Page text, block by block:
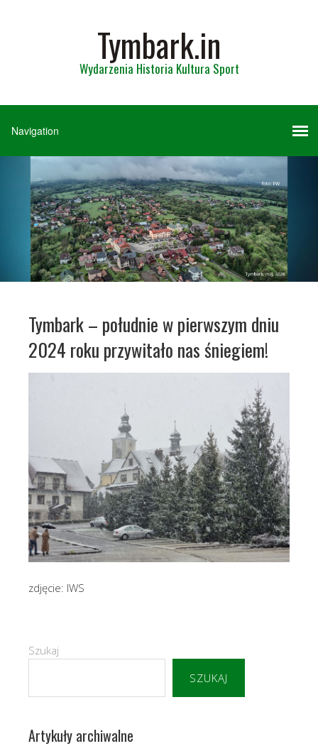
Tymbark.in
Wydarzenia Historia Kultura Sport
Tymbark – południe w pierwszym dniu
2024 roku przywitało nas śniegiem!
zdjęcie: IWS
Szukaj
SZUKAJ
Artykuły archiwalne